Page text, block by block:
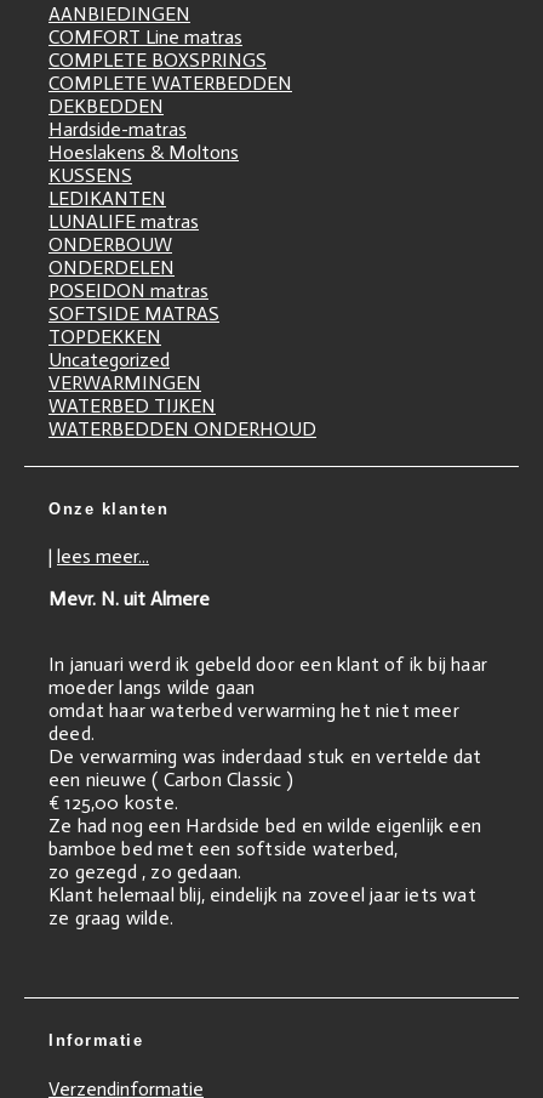
AANBIEDINGEN
COMFORT Line matras
COMPLETE BOXSPRINGS
COMPLETE WATERBEDDEN
DEKBEDDEN
Hardside-matras
Hoeslakens & Moltons
KUSSENS
LEDIKANTEN
LUNALIFE matras
ONDERBOUW
ONDERDELEN
POSEIDON matras
SOFTSIDE MATRAS
TOPDEKKEN
Uncategorized
VERWARMINGEN
WATERBED TIJKEN
WATERBEDDEN ONDERHOUD
Onze klanten
| lees meer...
Mevr. N. uit Almere
In januari werd ik gebeld door een klant of ik bij haar
moeder langs wilde gaan
omdat haar waterbed verwarming het niet meer
deed.
De verwarming was inderdaad stuk en vertelde dat
een nieuwe ( Carbon Classic )
€ 125,00 koste.
Ze had nog een Hardside bed en wilde eigenlijk een
bamboe bed met een softside waterbed,
zo gezegd , zo gedaan.
Klant helemaal blij, eindelijk na zoveel jaar iets wat
ze graag wilde.
Informatie
Verzendinformatie